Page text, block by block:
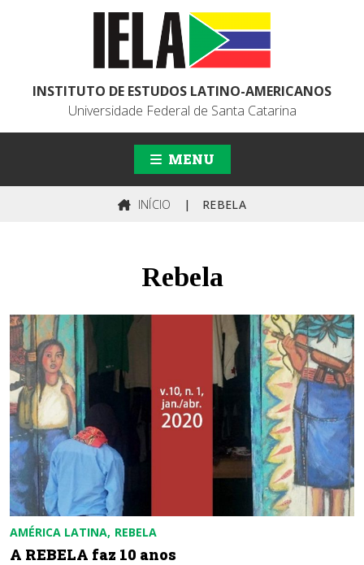
INSTITUTO DE ESTUDOS LATINO-AMERICANOS
Universidade Federal de Santa Catarina
MENU
INÍCIO | REBELA
Rebela
AMÉRICA LATINA REBELA
A REBELA faz 10 anos